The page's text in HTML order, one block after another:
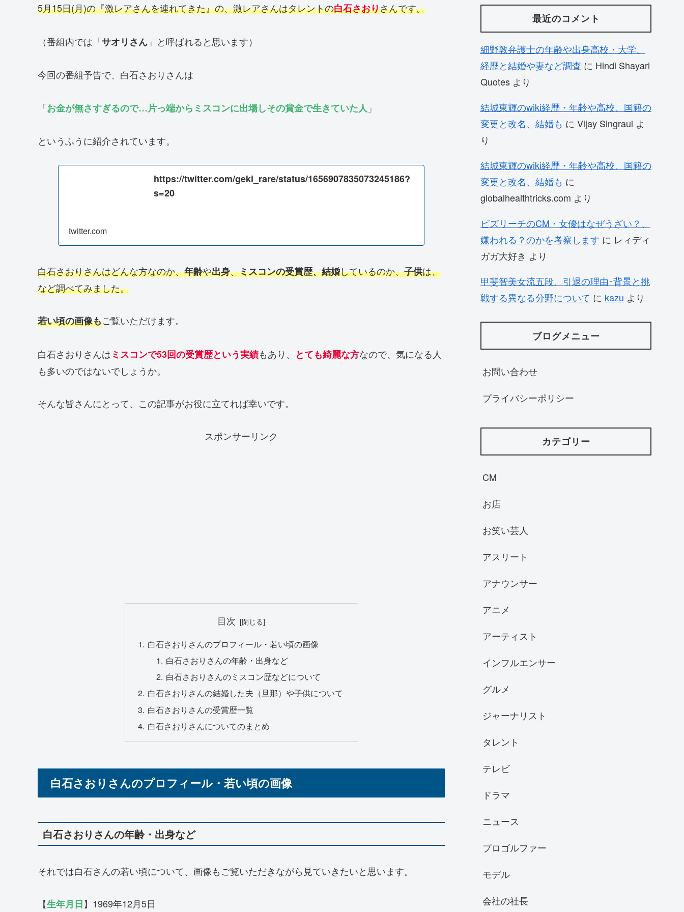
5月15日(月)の『激レアさんを連れてきた』の、激レアさんはタレントの白石さおりさんです。
（番組内では「サオリさん 」と呼ばれると思います）
今回の番組予告で、白石さおりさんは
「お金が無さすぎるので…片っ端からミスコンに出場しその賞金で生きていた人 」
というふうに紹介されています。
https://twitter.com/geki_rare/status/1656907835073245186?
s=20
twitter.com
白石さおりさんはどんな方なのか、年齢や出身、ミスコンの受賞歴、結婚しているのか、子供は、
など調べてみました。
若い頃の画像もご覧いただけます。
白石さおりさんはミスコンで53回の受賞歴という実績もあり、 とても綺麗な方なので、気になる人
も多いのではないでしょうか。
そんな皆さんにとって、この記事がお役に立てれば幸いです。
スポンサーリンク
目次
白石さおりさんのプロフィール・若い頃の画像
白石さおりさんの年齢・出身など
白石さおりさんのミスコン歴などについて
白石さおりさんの結婚した夫（旦那）や子供について
白石さおりさんの受賞歴一覧
白石さおりさんについてのまとめ
白石さおりさんのプロフィール・若い頃の画像
白石さおりさんの年齢・出身など
それでは白石さんの若い頃について、画像もご覧いただきながら見ていきたいと思います。
【生年月日】1969年12月5日
最近のコメント
細野敦弁護士の年齢や出身高校・大学、
経歴と結婚や妻など調査 に Hindi Shayari
Quotes より
結城東輝のwiki経歴・年齢や高校、国籍の
変更と改名、結婚も に Vijay Singraul よ
り
結城東輝のwiki経歴・年齢や高校、国籍の
変更と改名、結婚も に
globalhealthtricks.com より
ビズリーチのCM・女優はなぜうざい？、
嫌われる？のかを考察します に レィディ
ガガ大好き より
甲斐智美女流五段、引退の理由･背景と挑
戦する異なる分野について に kazu より
ブログメニュー
お問い合わせ
プライバシーポリシー
カテゴリー
CM
お店
お笑い芸人
アスリート
アナウンサー
アニメ
アーティスト
インフルエンサー
グルメ
ジャーナリスト
タレント
テレビ
ドラマ
ニュース
プロゴルファー
モデル
会社の社長